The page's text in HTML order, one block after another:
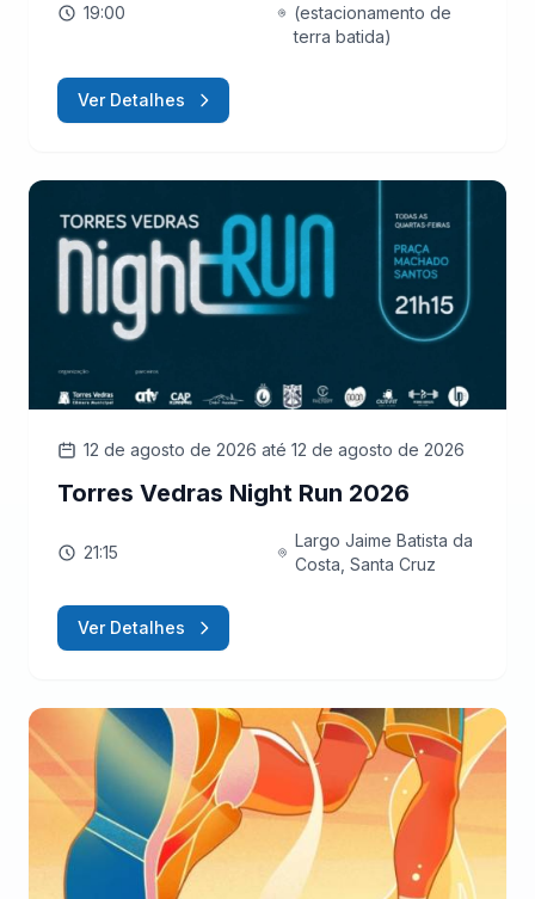
19:00
(estacionamento de
terra batida)
Ver Detalhes
12 de agosto de 2026 até 12 de agosto de 2026
Torres Vedras Night Run 2026
21:15
Largo Jaime Batista da
Costa, Santa Cruz
Ver Detalhes